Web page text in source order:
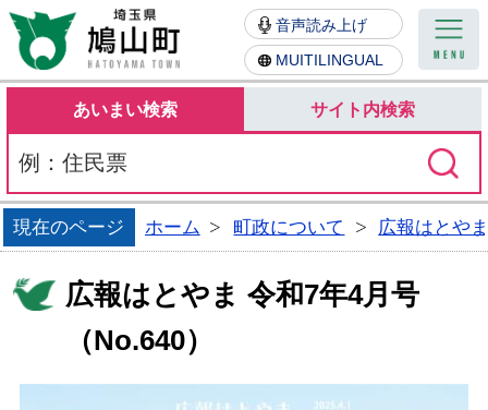
鳩山町
音声読み上げ
MUITILINGUAL
あいまい検索 サイト内検索
現在のページ ホーム 町政について 広報はとや
広報はとやま 令和7年4月号
（No.640）